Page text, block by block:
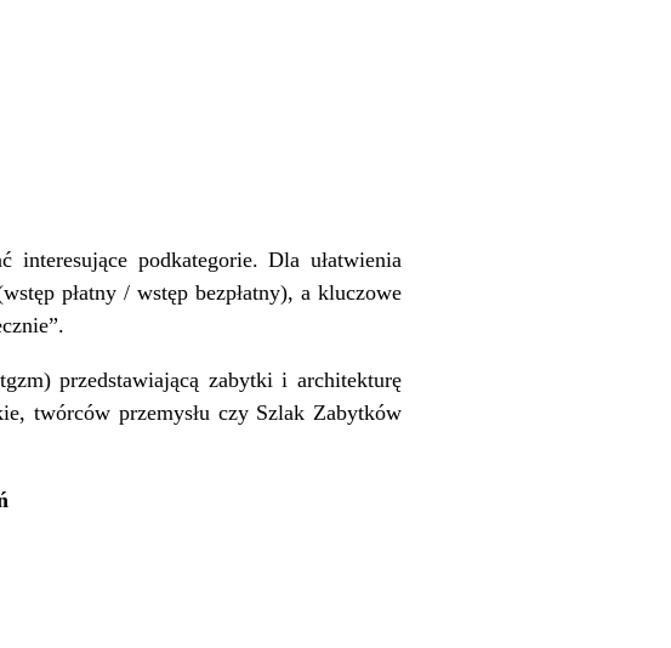
podkategorie. Dla ułatwienia
płatny / wstęp bezpłatny), a kluczowe
przedstawiającą zabytki i architekturę
twórców przemysłu czy Szlak Zabytków